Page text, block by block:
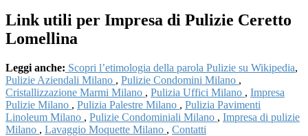
Link utili per Impresa di Pulizie Ceretto
Lomellina
Leggi anche: Scopri l’etimologia della parola Pulizie su Wikipedia,
Pulizie Aziendali Milano , Pulizie Condomini Milano ,
Cristallizzazione Marmi Milano , Pulizia Uffici Milano , Impresa
Pulizie Milano , Pulizia Palestre Milano , Pulizia Pavimenti
Linoleum Milano , Pulizie Condominiali Milano , Impresa di pulizie
Milano , Lavaggio Moquette Milano , Contatti